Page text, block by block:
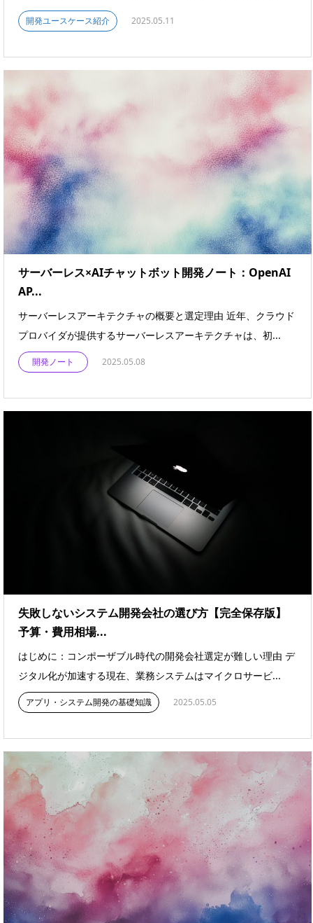
開発ユースケース紹介 2025.05.11
サーバーレス×AIチャットボット開発ノート：OpenAI
AP...
サーバーレスアーキテクチャの概要と選定理由 近年、クラウド
プロバイダが提供するサーバーレスアーキテクチャは、初...
開発ノート 2025.05.08
失敗しないシステム開発会社の選び方【完全保存版】
予算・費用相場...
はじめに：コンポーザブル時代の開発会社選定が難しい理由 デ
ジタル化が加速する現在、業務システムはマイクロサービ...
アプリ・システム開発の基礎知識 2025.05.05